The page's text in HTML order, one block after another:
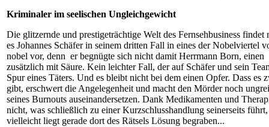
Kriminaler im seelischen Ungleichgewicht
Die glitzernde und prestigeträchtige Welt des Fernsehbusiness
es Johannes Schäfer in seinem dritten Fall in eines der Nobelviertel
nobel vor, denn er begnügte sich nicht damit Herrmann Born, einen
zusätzlich mit Säure. Kein leichter Fall, der auf Schäfer und sein
Spur eines Täters. Und es bleibt nicht bei dem einen Opfer. Dass
gibt, erschwert die Angelegenheit und macht den Mörder noch
seines Burnouts auseinandersetzen. Dank Medikamenten und
nicht, was schließlich zu einer Kurzschlusshandlung seinerseits
vielleicht liegt gerade dort des Rätsels Lösung begraben...